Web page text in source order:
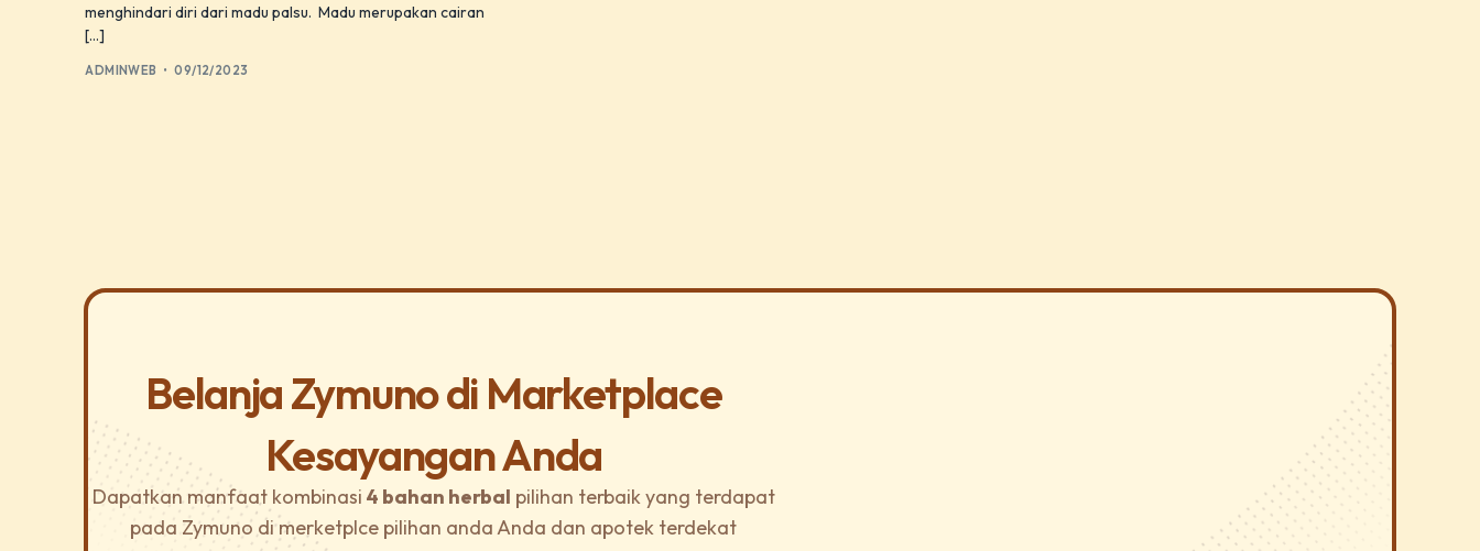
menghindari diri dari madu palsu. Madu merupakan cairan
[…]
ADMINWEB 09/12/2023
Belanja Zymuno di Marketplace
Kesayangan Anda
Dapatkan manfaat kombinasi 4 bahan herbal pilihan terbaik yang terdapat
pada Zymuno di merketplce pilihan anda Anda dan apotek terdekat